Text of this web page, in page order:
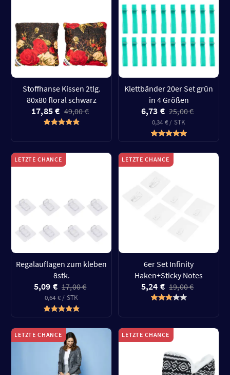
Stoffhanse Kissen 2tlg.
80x80 floral schwarz
17,85 € 49,00 €
Klettbänder 20er Set grün
in 4 Größen
6,73 € 25,00 €
0,34 € / STK
LETZTE CHANCE
Regalauflagen zum kleben
8stk.
5,09 € 17,00 €
0,64 € / STK
LETZTE CHANCE
6er Set Infinity
Haken+Sticky Notes
5,24 € 19,00 €
LETZTE CHANCE LETZTE CHANCE